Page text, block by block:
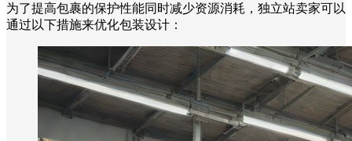
为了提高包裹的保护性能同时减少资源消耗，独立站卖家可以
通过以下措施来优化包装设计：